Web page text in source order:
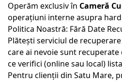
Operăm exclusiv în Cameră
operațiuni interne asupra
Politica Noastră: Fără Date
Plătești serviciul de recuperare
care ai nevoie sunt recuperate
ce verifici (online sau local)
Pentru clienții din Satu Mare,